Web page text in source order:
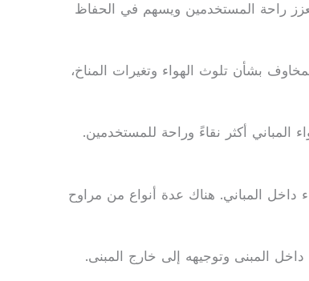
راحة المستخدمين ويسهم في الحفاظ
بشأن تلوث الهواء وتغيرات المناخ،
المباني أكثر نقاءً وراحة للمستخدمين.
داخل المباني. هناك عدة أنواع من مراوح
المبنى وتوجيهه إلى خارج المبنى.